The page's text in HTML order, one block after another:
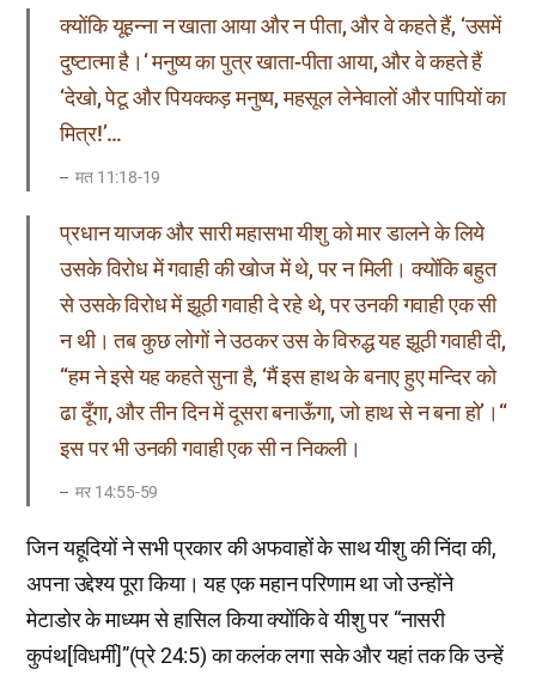
क्योंकि यूहन्ना न खाता आया और न पीता, और वे कहते हैं, ‘उसमें
दुष्टात्मा है।‘ मनुष्य का पुत्र खाता-पीता आया, और वे कहते हैं
‘देखो, पेटू और पियक्कड़ मनुष्य, महसूल लेनेवालों और पापियों का
मित्र!’…
मत 11:18-19
प्रधान याजक और सारी महासभा यीशु को मार डालने के लिये
उसके विरोध में गवाही की खोज में थे, पर न मिली। क्योंकि बहुत
से उसके विरोध में झूठी गवाही दे रहे थे, पर उनकी गवाही एक सी
न थी। तब कुछ लोगों ने उठकर उस के विरुद्ध यह झूठी गवाही दी,
“हम ने इसे यह कहते सुना है, ‘मैं इस हाथ के बनाए हुए मन्दिर को
ढा दूँगा, और तीन दिन में दूसरा बनाऊँगा, जो हाथ से न बना हो’।“
इस पर भी उनकी गवाही एक सी न निकली।
मर 14:55-59
जिन यहूदियों ने सभी प्रकार की अफवाहों के साथ यीशु की निंदा की,
अपना उद्देश्य पूरा किया। यह एक महान परिणाम था जो उन्होंने
मेटाडोर के माध्यम से हासिल किया क्योंकि वे यीशु पर “नासरी
कुपंथ[विधर्मी]”(प्रे 24:5) का कलंक लगा सके और यहां तक कि उन्हें